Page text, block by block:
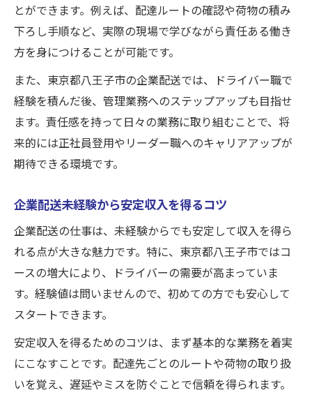
とができます。例えば、配達ルートの確認や荷物の積み
下ろし手順など、実際の現場で学びながら責任ある働き
方を身につけることが可能です。
また、東京都八王子市の企業配送では、ドライバー職で
経験を積んだ後、管理業務へのステップアップも目指せ
ます。責任感を持って日々の業務に取り組むことで、将
来的には正社員登用やリーダー職へのキャリアアップが
期待できる環境です。
企業配送未経験から安定収入を得るコツ
企業配送の仕事は、未経験からでも安定して収入を得ら
れる点が大きな魅力です。特に、東京都八王子市ではコ
ースの増大により、ドライバーの需要が高まっていま
す。経験値は問いませんので、初めての方でも安心して
スタートできます。
安定収入を得るためのコツは、まず基本的な業務を着実
にこなすことです。配達先ごとのルートや荷物の取り扱
いを覚え、遅延やミスを防ぐことで信頼を得られます。